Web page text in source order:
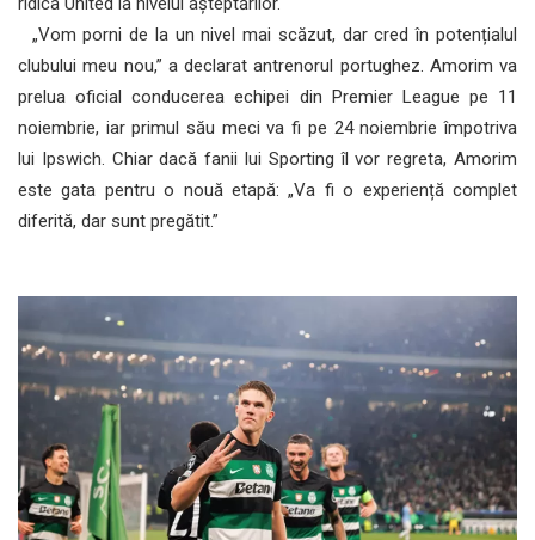
„Vom porni de la un nivel mai scăzut, dar cred în potențialul
clubului meu nou,” a declarat antrenorul portughez. Amorim va
prelua oficial conducerea echipei din Premier League pe 11
noiembrie, iar primul său meci va fi pe 24 noiembrie împotriva
lui Ipswich. Chiar dacă fanii lui Sporting îl vor regreta, Amorim
este gata pentru o nouă etapă: „Va fi o experiență complet
diferită, dar sunt pregătit.”